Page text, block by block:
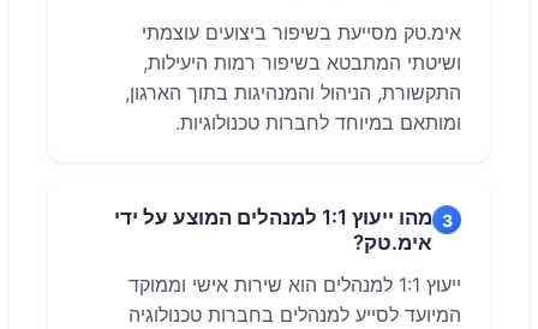
אימ.טק מסייעת בשיפור ביצועים עוצמתי
ושיטתי המתבטא בשיפור רמות היעילות,
התקשורת, הניהול והמנהיגות בתוך הארגון,
ומותאם במיוחד לחברות טכנולוגיות.
3
מהו ייעוץ 1:1 למנהלים המוצע על ידי
אימ.טק?
ייעוץ 1:1 למנהלים הוא שירות אישי וממוקד
המיועד לסייע למנהלים בחברות טכנולוגיה